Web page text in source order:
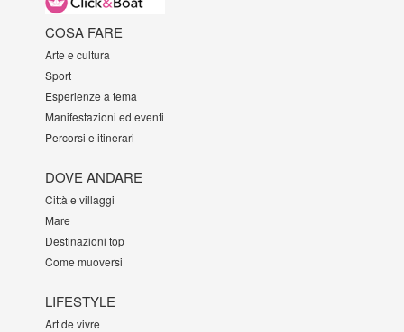
COSA FARE
Arte e cultura
Sport
Esperienze a tema
Manifestazioni ed eventi
Percorsi e itinerari
DOVE ANDARE
Città e villaggi
Mare
Destinazioni top
Come muoversi
LIFESTYLE
Art de vivre